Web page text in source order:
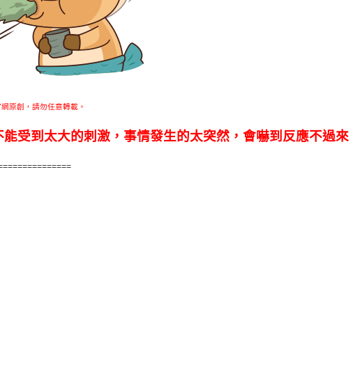
原創，請勿任意轉載。
能受到太大的刺激，事情發生的太突然，會嚇到反應不過來